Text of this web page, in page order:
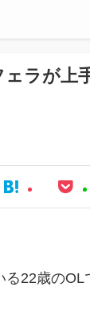
ラが上
22歳のOL